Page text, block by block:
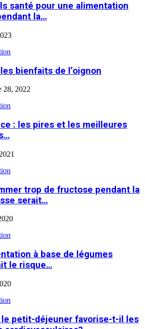
santé pour une alimentation
la…
bienfaits de l’oignon
28, 2022
: les pires et les meilleures
trop de fructose pendant la
serait…
à base de légumes
le risque…
le petit-déjeuner favorise-t-il les